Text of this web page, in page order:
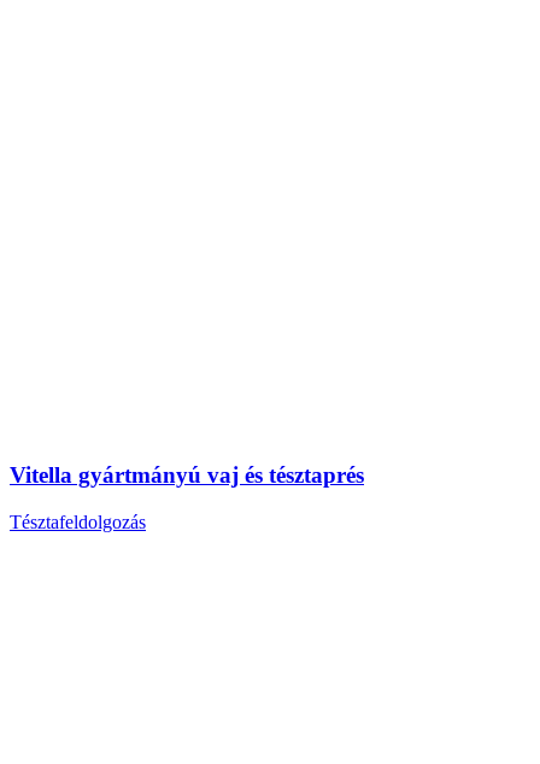
Vitella gyártmányú vaj és tésztaprés
Tésztafeldolgozás